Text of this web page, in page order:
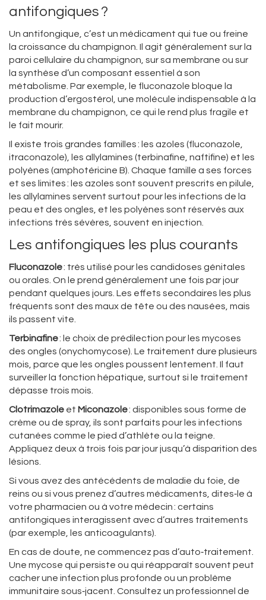
antifongiques ?
Un antifongique, c’est un médicament qui tue ou freine
la croissance du champignon. Il agit généralement sur la
paroi cellulaire du champignon, sur sa membrane ou sur
la synthèse d’un composant essentiel à son
métabolisme. Par exemple, le fluconazole bloque la
production d’ergostérol, une molécule indispensable à la
membrane du champignon, ce qui le rend plus fragile et
le fait mourir.
Il existe trois grandes familles : les azoles (fluconazole,
itraconazole), les allylamines (terbinafine, naftifine) et les
polyènes (amphotéricine B). Chaque famille a ses forces
et ses limites : les azoles sont souvent prescrits en pilule,
les allylamines servent surtout pour les infections de la
peau et des ongles, et les polyènes sont réservés aux
infections très sévères, souvent en injection.
Les antifongiques les plus courants
Fluconazole: très utilisé pour les candidoses génitales
ou orales. On le prend généralement une fois par jour
pendant quelques jours. Les effets secondaires les plus
fréquents sont des maux de tête ou des nausées, mais
ils passent vite.
Terbinafine: le choix de prédilection pour les mycoses
des ongles (onychomycose). Le traitement dure plusieurs
mois, parce que les ongles poussent lentement. Il faut
surveiller la fonction hépatique, surtout si le traitement
dépasse trois mois.
Clotrimazole et Miconazole: disponibles sous forme de
crème ou de spray, ils sont parfaits pour les infections
cutanées comme le pied d’athlète ou la teigne.
Appliquez deux à trois fois par jour jusqu’à disparition des
lésions.
Si vous avez des antécédents de maladie du foie, de
reins ou si vous prenez d’autres médicaments, dites‑le à
votre pharmacien ou à votre médecin : certains
antifongiques interagissent avec d’autres traitements
(par exemple, les anticoagulants).
En cas de doute, ne commencez pas d’auto‑traitement.
Une mycose qui persiste ou qui réapparaît souvent peut
cacher une infection plus profonde ou un problème
immunitaire sous‑jacent. Consultez un professionnel de